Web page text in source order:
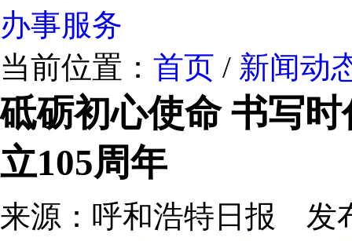
办事服务
当前位置： 首页 / 新闻动
砥砺初心使命 书写
立105周年
来源：呼和浩特日报 发